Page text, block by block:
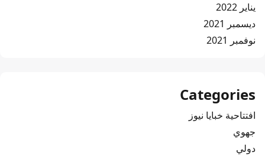
يناير 2022
ديسمبر 2021
نوفمبر 2021
Categories
افتتاحية خبايا نيوز
جهوي
دولي